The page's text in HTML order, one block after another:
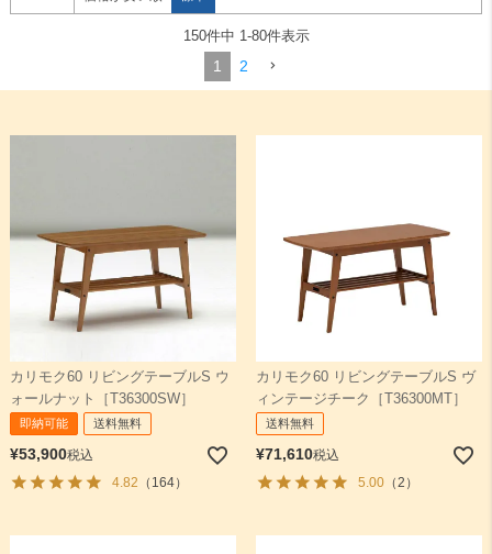
150件中 1 -80件表示
1 2
カリモク60 リビングテーブルS ウ
ォールナット［T36300SW］
即納可能 送料無料
¥53,900税込
4.82 （164）
カリモク60 リビングテーブルS ヴ
ィンテージチーク［T36300MT］
送料無料
¥71,610税込
5.00（2）